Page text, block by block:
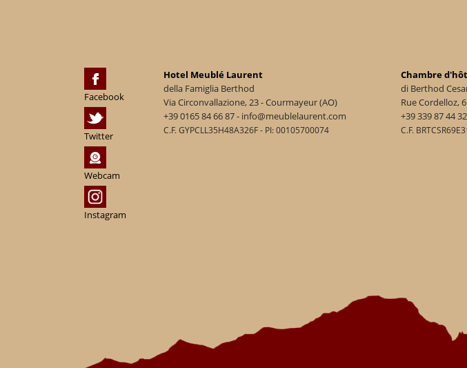
Facebook
Twitter
Webcam
Instagram
Hotel Meublé Laurent
della Famiglia Berthod
Via Circonvallazione, 23 - Courmayeur (AO)
+39 0165 84 66 87 - info@meublelaurent.com
C.F. GYPCLL35H48A326F - PI: 00105700074
Chambre
di Berthod
Rue Cordelloz,
+39 339 87 44
C.F.